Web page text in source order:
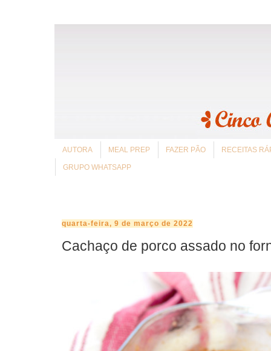
AUTORA MEAL PREP FAZER PÃO RECEITAS
GRUPO WHATSAPP
quarta-feira, 9 de março de 2022
Cachaço de porco assado no